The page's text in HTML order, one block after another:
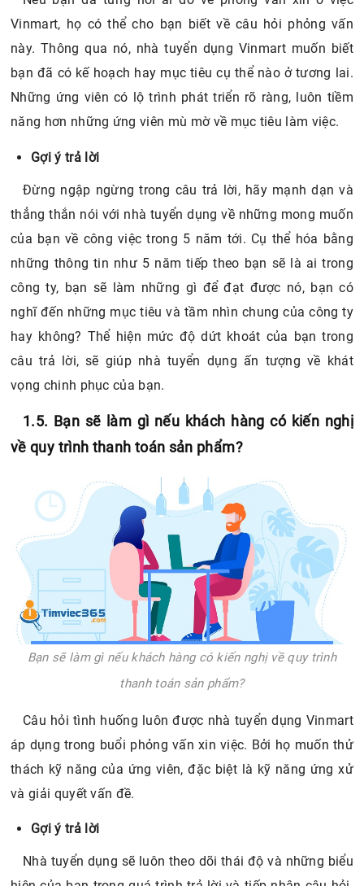
bạn đã có kế hoạch hay mục tiêu cụ thể nào ở tương lai.
Những ứng viên có lộ trình phát triển rõ ràng, luôn tiềm
năng hơn những ứng viên mù mờ về mục tiêu làm việc.
Gợi ý trả lời
Đừng ngập ngừng trong câu trả lời, hãy mạnh dạn và
thẳng thắn nói với nhà tuyển dụng về những mong muốn
những thông tin như 5 năm tiếp theo bạn sẽ là ai trong
công ty, bạn sẽ làm những gì để đạt được nó, bạn có
nghĩ đến những mục tiêu và tầm nhìn chung của công ty
hay không? Thể hiện mức độ dứt khoát của bạn trong
câu trả lời, sẽ giúp nhà tuyển dụng ấn tượng về khát
vọng chinh phục của bạn.
1.5. Bạn sẽ làm gì nếu khách hàng có kiến nghị
về quy trình thanh toán sản phẩm?
Bạn sẽ làm gì nếu khách hàng có kiến nghị về quy trình
thanh toán sản phẩm?
Câu hỏi tình huống luôn được nhà tuyển dụng Vinmart
áp dụng trong buổi phỏng vấn xin việc. Bởi họ muốn thử
và giải quyết vấn đề.
Gợi ý trả lời
Nhà tuyển dụng sẽ luôn theo dõi thái độ và những biểu
hiện của bạn trong quá trình trả lời và tiếp nhận câu hỏi.
đối diện với câu hỏi. Dù cho bạn có trả lời không đúng ý